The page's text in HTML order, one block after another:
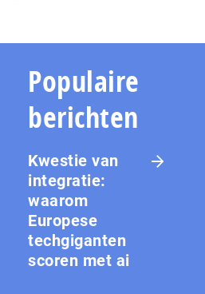
Populaire
berichten
Kwestie van
integratie:
waarom
Europese
techgiganten
scoren met ai